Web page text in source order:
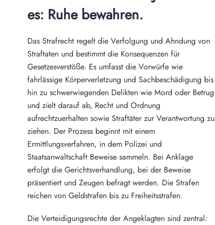
es: Ruhe bewahren.
Das Strafrecht regelt die Verfolgung und Ahndung von
Straftaten und bestimmt die Konsequenzen für
Gesetzesverstöße. Es umfasst die Vorwürfe wie
fahrlässige Körperverletzung und Sachbeschädigung bis
hin zu schwerwiegenden Delikten wie Mord oder Betrug
und zielt darauf ab, Recht und Ordnung
aufrechtzuerhalten sowie Straftäter zur Verantwortung zu
ziehen. Der Prozess beginnt mit einem
Ermittlungsverfahren, in dem Polizei und
Staatsanwaltschaft Beweise sammeln. Bei Anklage
erfolgt die Gerichtsverhandlung, bei der Beweise
präsentiert und Zeugen befragt werden. Die Strafen
reichen von Geldstrafen bis zu Freiheitsstrafen.
Die Verteidigungsrechte der Angeklagten sind zentral: